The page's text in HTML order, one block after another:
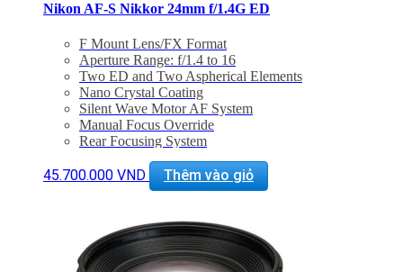
Nikon AF-S Nikkor 24mm f/1.4G ED
F Mount Lens/FX Format
Aperture Range: f/1.4 to 16
Two ED and Two Aspherical Elements
Nano Crystal Coating
Silent Wave Motor AF System
Manual Focus Override
Rear Focusing System
Minimum Focus Distance: 9.8″
Filter Diameter: 77mm
Rounded 9-Blade Diaphragm
45.700.000 VND Thêm vào giỏ